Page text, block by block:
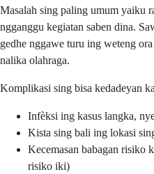
Masalah sing paling umum yaiku
ngganggu kegiatan saben dina.
gedhe nggawe turu ing weteng
nalika olahraga.
Komplikasi sing bisa kedadeyan
Infèksi ing kasus langka,
Kista sing bali ing lokasi
Kecemasan babagan risiko
risiko iki)